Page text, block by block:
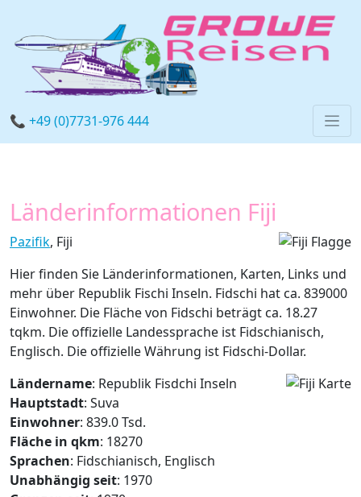
📞 +49 (0)7731-976 444
Länderinformationen Fiji
Pazifik, Fiji
Hier finden Sie Länderinformationen, Karten, Links und
mehr über Republik Fischi Inseln. Fidschi hat ca. 839000
Einwohner. Die Fläche von Fidschi beträgt ca. 18.27
tqkm. Die offizielle Landessprache ist Fidschianisch,
Englisch. Die offizielle Währung ist Fidschi-Dollar.
Ländername: Republik Fisdchi Inseln
Hauptstadt: Suva
Einwohner: 839.0 Tsd.
Fläche in qkm: 18270
Sprachen: Fidschianisch, Englisch
Unabhängig seit: 1970